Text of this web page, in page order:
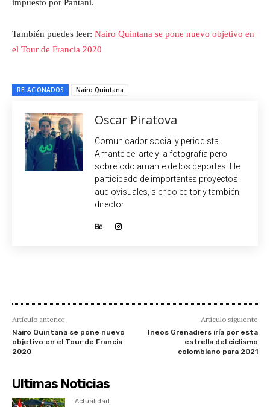
impuesto por Pantani.
También puedes leer: Nairo Quintana se pone nuevo objetivo en
el Tour de Francia 2020
RELACIONADOS Nairo Quintana
Oscar Piratova
Comunicador social y periodista.
Amante del arte y la fotografía pero
sobretodo amante de los deportes. He
participado de importantes proyectos
audiovisuales, siendo editor y también
director.
Artículo anterior
Nairo Quintana se pone nuevo
objetivo en el Tour de Francia
2020
Artículo siguiente
Ineos Grenadiers iría por esta
estrella del ciclismo
colombiano para 2021
Ultimas Noticias
Actualidad